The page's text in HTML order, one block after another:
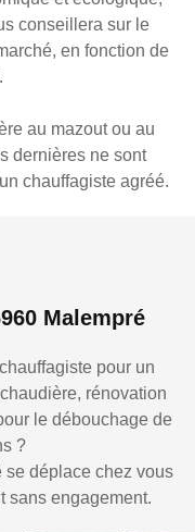
conseillera sur le
en fonction de
au mazout ou au
dernières ne sont
chauffagiste agréé.
Malempré
pour un
rénovation
le débouchage de
?
se déplace chez vous
sans engagement.